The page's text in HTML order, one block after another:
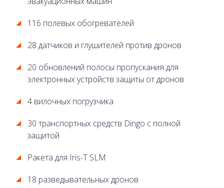
116 полевых обогревателей
28 датчиков и глушителей против дронов
20 обновлений полосы пропускания для
электронных устройств защиты от дронов
4 вилочных погрузчика
30 транспортных средств Dingo с полной
защитой
Ракета для Iris-T SLM
18 разведывательных дронов